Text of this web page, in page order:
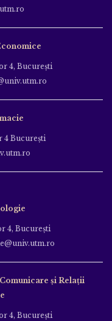
4, Bucureşti
4 Bucureşti
4, Bucureşti
și Relații
4, Bucureşti